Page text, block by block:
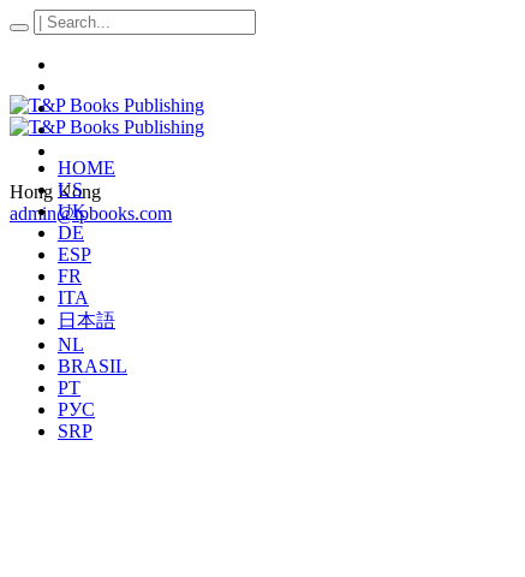
Hong Kong
admin@tpbooks.com
HOME
US
UK
DE
ESP
FR
ITA
日本語
NL
BRASIL
PT
РУС
SRP